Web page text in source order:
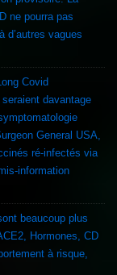
ne pourra pas
d’autres vagues
Covid
davantage
General USA,
ré-infectés via
information
beaucoup plus
Hormones, CD
à risque,